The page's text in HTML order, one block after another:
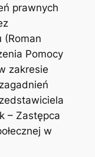
prawnych
(Roman
Pomocy
zakresie
– Zastępca
w